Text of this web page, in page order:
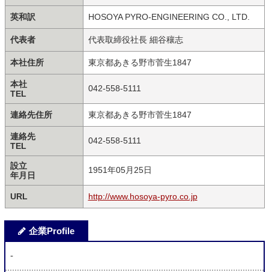
英和訳 HOSOYA PYRO-ENGINEERING CO., LTD.
代表者 代表取締役社長 細谷穰志
本社住所 東京都あきる野市菅生1847
本社
TEL
042-558-5111
連絡先住所 東京都あきる野市菅生1847
連絡先
TEL
042-558-5111
設立
年月日
1951年05月25日
URL http://www.hosoya-pyro.co.jp
企業Profile
-